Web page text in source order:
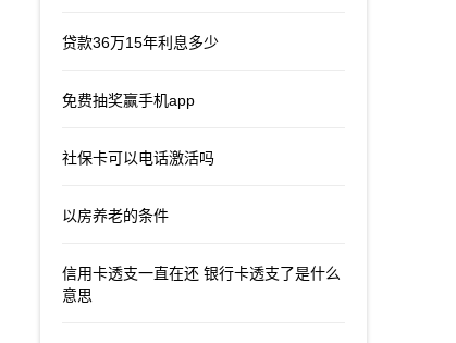
贷款36万15年利息多少
免费抽奖赢手机app
社保卡可以电话激活吗
以房养老的条件
信用卡透支一直在还 银行卡透支了是什么
意思